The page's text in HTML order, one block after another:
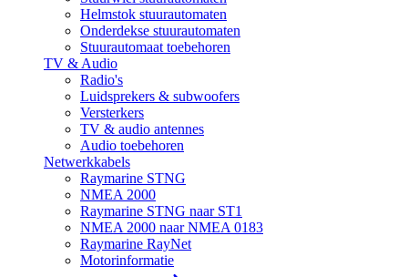
Helmstok stuurautomaten
Onderdekse stuurautomaten
Stuurautomaat toebehoren
TV & Audio
Radio's
Luidsprekers & subwoofers
Versterkers
TV & audio antennes
Audio toebehoren
Netwerkkabels
Raymarine STNG
NMEA 2000
Raymarine STNG naar ST1
NMEA 2000 naar NMEA 0183
Raymarine RayNet
Motorinformatie